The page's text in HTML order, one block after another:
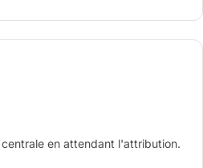
en attendant l'attribution.